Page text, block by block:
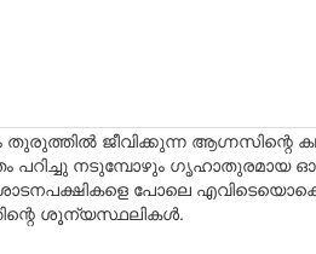
തുരുത്തിൽ ജീവിക്കുന്ന ആഗ്നസിന്റെ
പറിച്ചു നടുമ്പോഴും ഗൃഹാതുരമായ
പോലെ
ശൂന്യസ്ഥലികൾ.